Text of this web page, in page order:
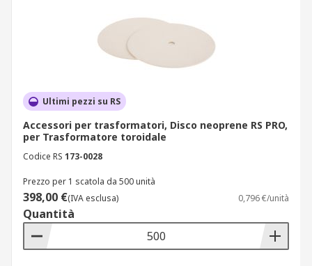
Ultimi pezzi su RS
Accessori per trasformatori, Disco neoprene RS PRO,
per Trasformatore toroidale
Codice RS 173-0028
Prezzo per 1 scatola da 500 unità
398,00 €(IVA esclusa) 0,796 €/unità
Quantità